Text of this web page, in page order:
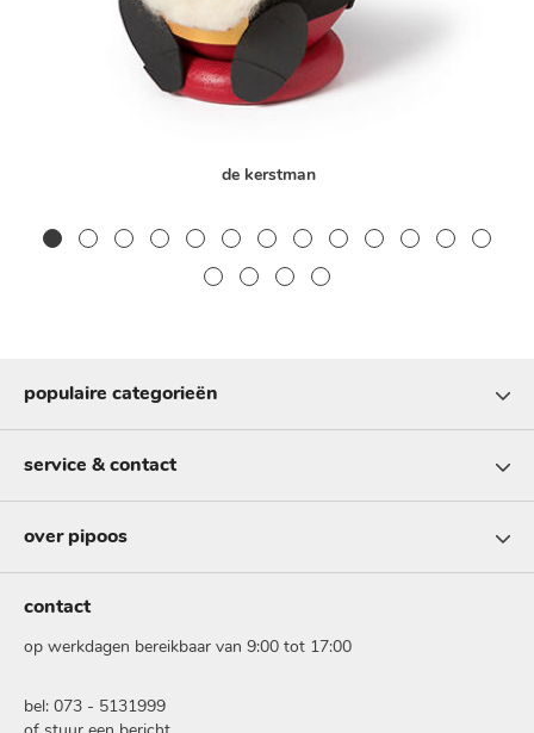
de kerstman
contact
op werkdagen bereikbaar van 9:00 tot 17:00
bel: 073 - 5131999
populaire categorieën
service & contact
over pipoos